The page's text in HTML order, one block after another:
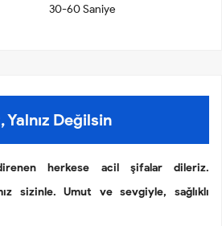
30-60 Saniye
Yalnız Değilsin
herkese acil şifalar dileriz.
sizinle. Umut ve sevgiyle, sağlıklı